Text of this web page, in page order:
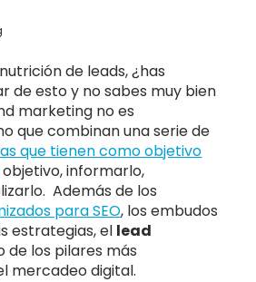
de leads, ¿has
de esto y no sabes muy bien
marketing no es
que combinan una serie de
que tienen como objetivo
objetivo, informarlo,
Además de los
para SEO, los embudos
estrategias, el lead
de los pilares más
mercadeo digital.